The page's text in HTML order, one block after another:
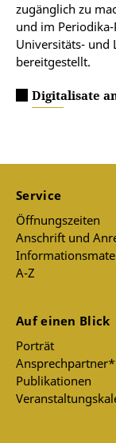
zugänglich zu
und im
Universitäts- und
bereitgestellt.
Digitalisate
Service
Öffnungszeiten
Anschrift und
A-Z
Auf einen Blick
Porträt
Publikationen